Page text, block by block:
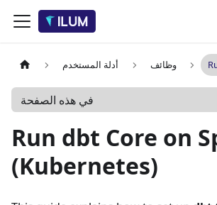
أدلة المستخدم وظائف
في هذه الصفحة
Run dbt Core on
(Kubernetes)